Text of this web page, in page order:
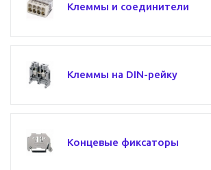
Клеммы и соединители
Клеммы на DIN-рейку
Концевые фиксаторы